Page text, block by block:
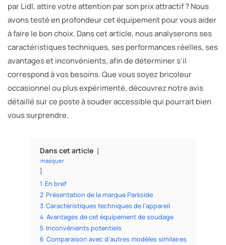
par Lidl, attire votre attention par son prix attractif ? Nous
avons testé en profondeur cet équipement pour vous aider
à faire le bon choix. Dans cet article, nous analyserons ses
caractéristiques techniques, ses performances réelles, ses
avantages et inconvénients, afin de déterminer s’il
correspond à vos besoins. Que vous soyez bricoleur
occasionnel ou plus expérimenté, découvrez notre avis
détaillé sur ce poste à souder accessible qui pourrait bien
vous surprendre.
Dans cet article
masquer
1 En bref
2 Présentation de la marque Parkside
3 Caractéristiques techniques de l’appareil
4 Avantages de cet équipement de soudage
5 Inconvénients potentiels
6 Comparaison avec d’autres modèles similaires